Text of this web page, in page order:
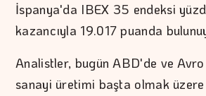
İspanya'da IBEX 35 endeksi
kazancıyla 19.017 puanda
Analistler, bugün ABD'de ve
sanayi üretimi başta olmak